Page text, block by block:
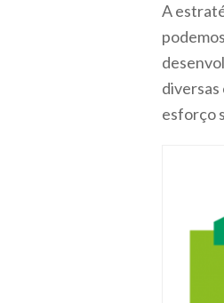
A
diversas
esforço